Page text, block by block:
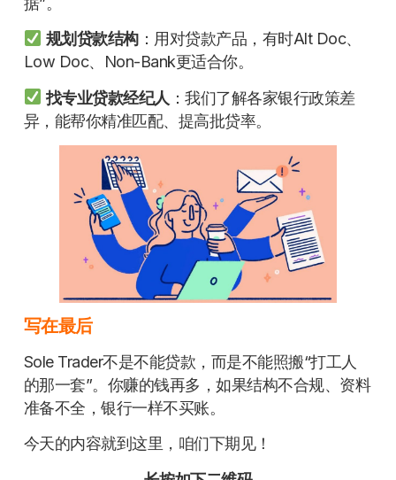
规划贷款结构：用对贷款产品，有时Alt Doc、
Low Doc、Non-Bank更适合你。
找专业贷款经纪人 ：我们了解各家银行政策差
异，能帮你精准匹配、提高批贷率。
写在最后
Sole Trader不是不能贷款，而是不能照搬“打工人
的那一套”。你赚的钱再多，如果结构不合规、资料
准备不全，银行一样不买账。
今天的内容就到这里，咱们下期见！